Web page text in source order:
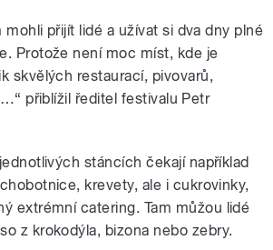
mohli přijít lidé a užívat si dva dny plné
Protože není moc míst, kde je
skvělých restaurací, pivovarů,
přiblížil ředitel festivalu Petr
stáncích čekají například
krevety, ale i cukrovinky,
extrémní catering. Tam můžou lidé
z krokodýla, bizona nebo zebry.